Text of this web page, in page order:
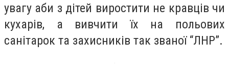
увагу аби з дітей виростити не кравців чи
кухарів, а вивчити їх на польових
санітарок та захисників так званої “ЛНР”.